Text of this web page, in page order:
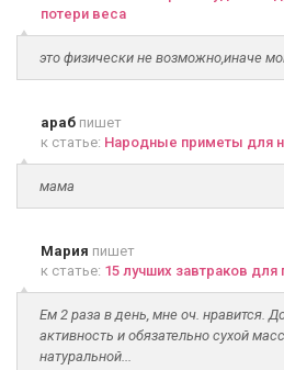
потери веса
это физически не возможно,иначе
араб пишет
к статье: Народные приметы для
мама
Мария пишет
к статье: 15 лучших завтраков для
Ем 2 раза в день, мне оч. нравится.
активность и обязательно сухой
натуральной...